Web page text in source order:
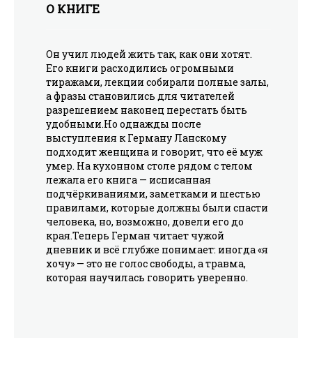
О КНИГЕ
Он учил людей жить так, как они хотят.
Его книги расходились огромными
тиражами, лекции собирали полные залы,
а фразы становились для читателей
разрешением наконец перестать быть
удобными.Но однажды после
выступления к Герману Ланскому
подходит женщина и говорит, что её муж
умер. На кухонном столе рядом с телом
лежала его книга — исписанная
подчёркиваниями, заметками и шестью
правилами, которые должны были спасти
человека, но, возможно, довели его до
края.Теперь Герман читает чужой
дневник и всё глубже понимает: иногда «я
хочу» — это не голос свободы, а травма,
которая научилась говорить уверенно.